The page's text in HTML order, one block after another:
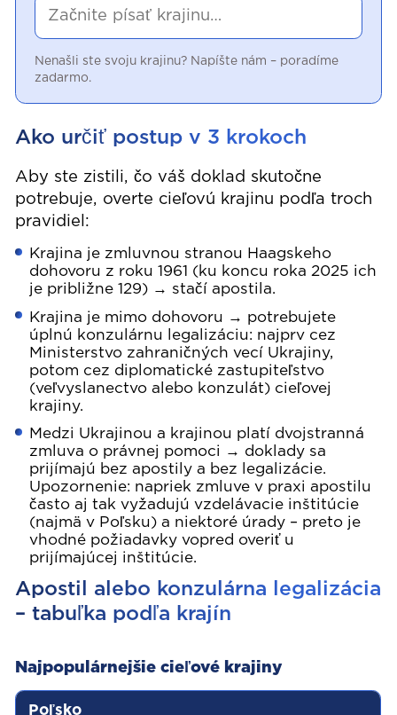
Nenašli ste svoju krajinu? Napíšte nám – poradíme
zadarmo.
Ako určiť postup v 3 krokoch
Aby ste zistili, čo váš doklad skutočne
potrebuje, overte cieľovú krajinu podľa troch
pravidiel:
Krajina je zmluvnou stranou Haagskeho
dohovoru z roku 1961 (ku koncu roka 2025 ich
je približne 129) → stačí apostila.
Krajina je mimo dohovoru → potrebujete
úplnú konzulárnu legalizáciu: najprv cez
Ministerstvo zahraničných vecí Ukrajiny,
potom cez diplomatické zastupiteľstvo
(veľvyslanectvo alebo konzulát) cieľovej
krajiny.
Medzi Ukrajinou a krajinou platí dvojstranná
zmluva o právnej pomoci → doklady sa
prijímajú bez apostily a bez legalizácie.
Upozornenie: napriek zmluve v praxi apostilu
často aj tak vyžadujú vzdelávacie inštitúcie
(najmä v Poľsku) a niektoré úrady – preto je
vhodné požiadavky vopred overiť u
prijímajúcej inštitúcie.
Apostil alebo konzulárna legalizácia
– tabuľka podľa krajín
Najpopulárnejšie cieľové krajiny
Krajina
Poľsko